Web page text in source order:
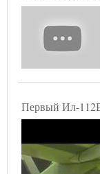
Первый Ил-